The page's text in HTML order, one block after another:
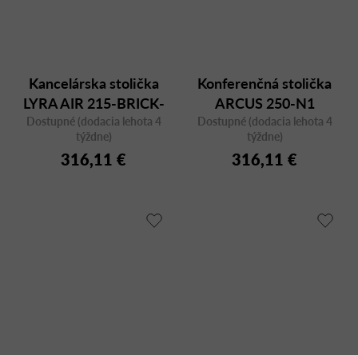
Kancelárska stolička
LYRA AIR 215-BRICK-
AT v tehlovom
prevedení
Dostupné (dodacia lehota 4
týždne)
316,11 €
Konferenčná stolička
ARCUS 250-N1
Dostupné (dodacia lehota 4
týždne)
316,11 €